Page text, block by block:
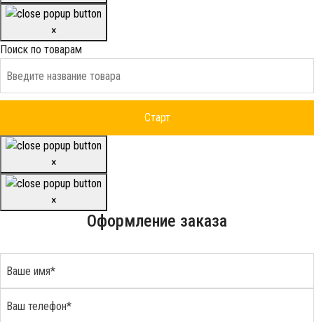
×
Поиск по товарам
×
×
Оформление заказа